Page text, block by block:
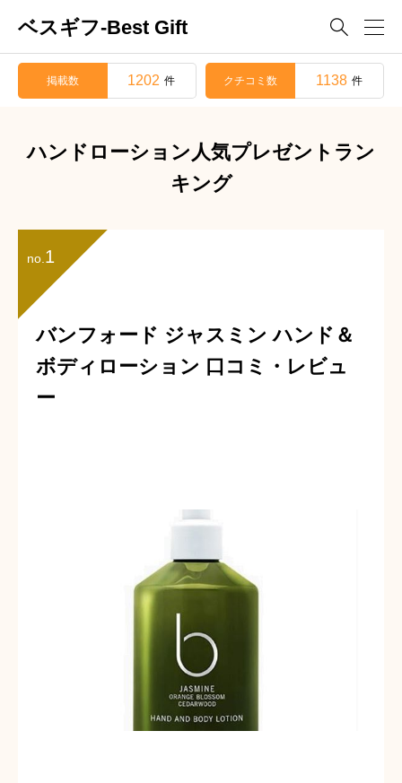
ベスギフ-Best Gift 
掲載数 1202 件 クチコミ数 1138 件
ハンドローション人気プレゼントラン
キング
no. 1
バンフォード ジャスミン ハンド＆
ボディローション 口コミ・レビュ
ー